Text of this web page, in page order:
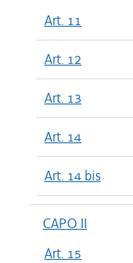
Art. 11
Art. 12
Art. 13
Art. 14
Art. 14 bis
CAPO II
Art. 15